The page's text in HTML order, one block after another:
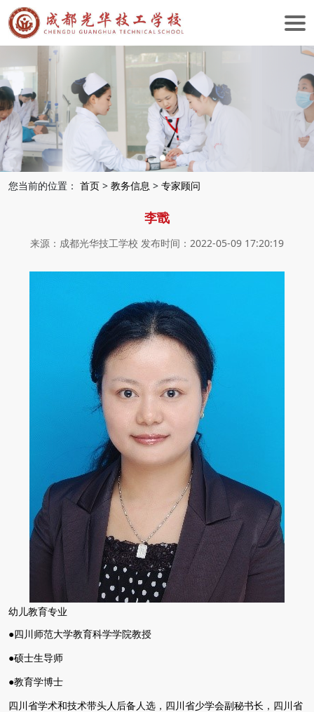
您当前的位置： 首页 > 教务信息 > 专家顾问
李戬
来源：成都光华技工学校 发布时间：2022-05-09 17:20:19
幼儿教育专业
●四川师范大学教育科学学院教授
●硕士生导师
●教育学博士
四川省学术和技术带头人后备人选，四川省少学会副秘书长，四川省